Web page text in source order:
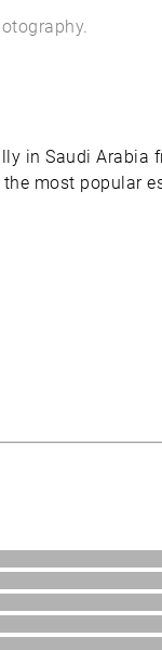
in Saudi
most popular